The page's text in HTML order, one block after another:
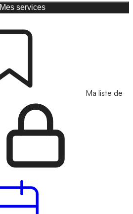
Mes services
Ma liste de